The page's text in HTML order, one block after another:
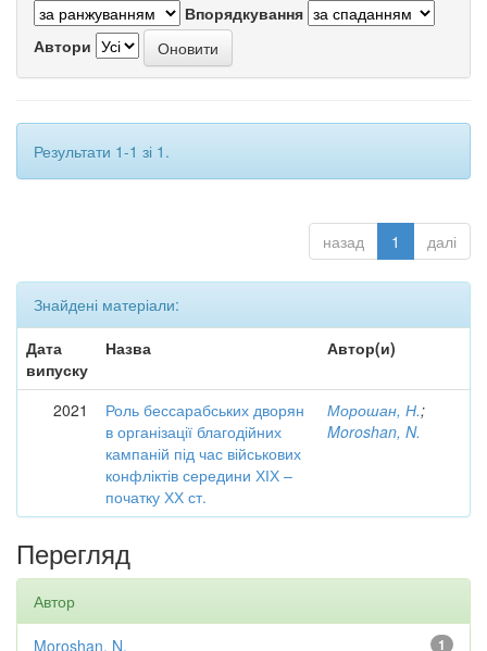
Впорядкування
Автори
Результати 1-1 зі 1.
назад 1 далі
Знайдені матеріали:
Дата
випуску
Назва Автор(и)
2021
Роль бессарабських дворян
в організації благодійних
кампаній під час військових
конфліктів середини ХІХ –
початку ХХ ст.
Морошан, Н.;
Moroshan, N.
Перегляд
Автор
1
Moroshan, N.